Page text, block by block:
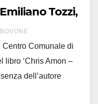
Tozzi,
Amon
Comunale di
libro ‘Chris Amon –
dell’autore